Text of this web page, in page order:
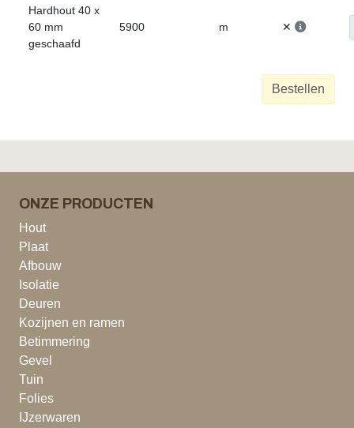
Hardhout 40 x
60 mm
geschaafd
5900 m ✕
Bestellen
ONZE PRODUCTEN
Hout
Plaat
Afbouw
Isolatie
Deuren
Kozijnen en ramen
Betimmering
Gevel
Tuin
Folies
IJzerwaren